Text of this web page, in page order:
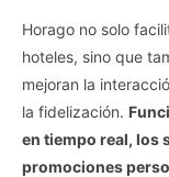
Horago no solo
hoteles, sino que
mejoran la
la fidelización.
en tiempo real, los
promociones